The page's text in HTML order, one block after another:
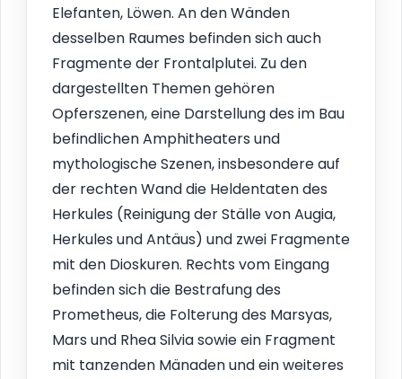
Elefanten, Löwen. An den Wänden
desselben Raumes befinden sich auch
Fragmente der Frontalplutei. Zu den
dargestellten Themen gehören
Opferszenen, eine Darstellung des im Bau
befindlichen Amphitheaters und
mythologische Szenen, insbesondere auf
der rechten Wand die Heldentaten des
Herkules (Reinigung der Ställe von Augia,
Herkules und Antäus) und zwei Fragmente
mit den Dioskuren. Rechts vom Eingang
befinden sich die Bestrafung des
Prometheus, die Folterung des Marsyas,
Mars und Rhea Silvia sowie ein Fragment
mit tanzenden Mänaden und ein weiteres